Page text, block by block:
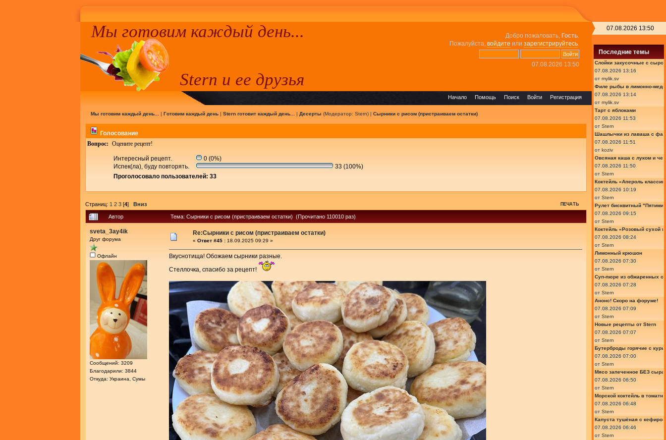
Добро пожаловать, Гость.
Пожалуйста, войдите или зарегистрируйтесь.
07.08.2026 13:50
Мы готовим каждый день...
Stern и ее друзья
Регистрация
Войти
Поиск
Помощь
Начало
Мы готовим каждый день... | Готовим каждый день| Stern готовит каждый день... | Десерты (Модератор: Stern) | Сырники с рисом (пристраиваем остатки)
Голосование
Вопрос: Оцените рецепт!
Интересный рецепт.
0 (0%)
Испек(ла), буду повторять.
33 (100%)
Проголосовало пользователей: 33
Страниц: 1 2 3 [4] Вниз ПЕЧАТЬ
Автор Тема: Сырники с рисом (пристраиваем остатки) (Прочитано 110010 раз)
sveta_3ay4ik
Друг форума
Офлайн
Сообщений: 3209
Благодарили: 3844
Откуда: Украина, Сумы
Re:Сырники с рисом (пристраиваем остатки)
« Ответ #45 : 18.09.2025 09:29 »
Вкуснотища! Обожаем сырники разные.
Стеллочка, спасибо за рецепт!
07.08.2026 13:50
Последние темы
Слойки закусочные с
07.08.2026 13:16
от mylik.sv
Филе рыбы в лимонно-
07.08.2026 13:14
от mylik.sv
Тарт с яблоками
07.08.2026 11:53
от Stern
Шашлычки из лаваша с
07.08.2026 11:51
от koziv
Овсяная каша с луком и
07.08.2026 11:50
от Stern
Коктейль «Апероль
07.08.2026 10:19
от Stern
Рулет бисквитный
07.08.2026 09:15
от Stern
Коктейль «Розовый сухой
07.08.2026 08:24
от Stern
Лимонный крюшон
07.08.2026 07:30
от Stern
Суп-пюре из обжаренных
07.08.2026 07:28
от Stern
Анонс! Скоро на форуме!
07.08.2026 07:09
от Stern
Новые рецепты от Stern
07.08.2026 07:07
от Stern
Бутерброды горячие с
07.08.2026 07:00
от Stern
Мясо запеченное БЕЗ сыра
07.08.2026 06:50
от Stern
Морской коктейль в
07.08.2026 06:48
от Stern
Капуста тушёная с кефиром
07.08.2026 06:46
от Stern